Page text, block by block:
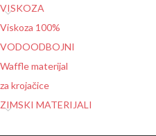
VISKOZA
Viskoza 100%
VODOODBOJNI
Waffle materijal
za krojačice
ZIMSKI MATERIJALI